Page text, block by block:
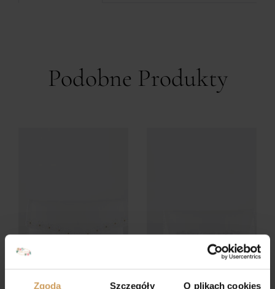
Zgoda Szczegóły O plikach cookies
Podobne Produkty